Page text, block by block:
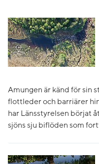
Amungen är känd för sin
flottleder och barriärer
har Länsstyrelsen börjat
sjöns sju biflöden som